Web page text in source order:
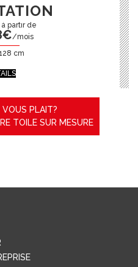
€/mois
cm
PLAIT?
TOILE SUR MESURE